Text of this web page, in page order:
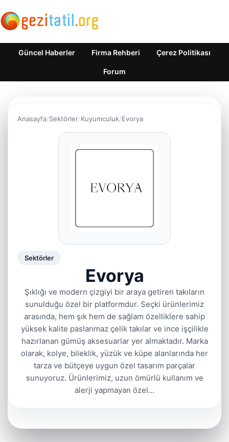
Güncel Haberler Firma Rehberi Çerez Politikası
Forum
Anasayfa Sektörler Kuyumculuk Evorya
Sektörler
Evorya
Şıklığı ve modern çizgiyi bir araya getiren takıların
sunulduğu özel bir platformdur. Seçki ürünlerimiz
arasında, hem şık hem de sağlam özelliklere sahip
yüksek kalite paslanmaz çelik takılar ve ince işçilikle
hazırlanan gümüş aksesuarlar yer almaktadır. Marka
olarak, kolye, bileklik, yüzük ve küpe alanlarında her
tarza ve bütçeye uygun özel tasarım parçalar
sunuyoruz. Ürünlerimiz, uzun ömürlü kullanım ve
alerji yapmayan özel…